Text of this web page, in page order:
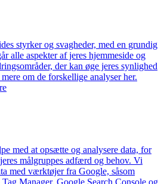
styrker og svagheder, med en grundig
alle aspekter af jeres hjemmeside og
der kan øge jeres synlighed
om de forskellige analyser her.
med at opsætte og analysere data, for
målgruppes adfærd og behov. Vi
med værktøjer fra Google, såsom
Manager, Google Search Console og